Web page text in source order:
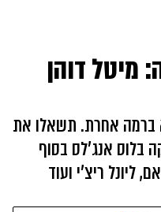
מיטל דוהן
ברמה אחרת. תשאלו את
בלוס אנג'לס בסוף
ליונל ריצ'י ועוד